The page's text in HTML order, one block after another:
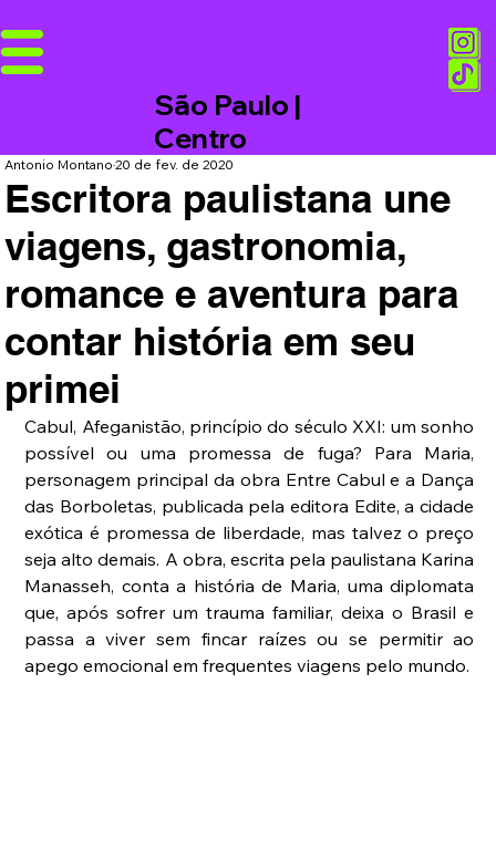
São Paulo |
Centro
Escritora paulistana une
viagens, gastronomia,
romance e aventura para
contar história em seu
primei
Antonio Montano20 de fev. de 2020
Cabul, Afeganistão, princípio do século XXI: um sonho
possível ou uma promessa de fuga? Para Maria,
personagem principal da obra Entre Cabul e a Dança
das Borboletas, publicada pela editora Edite, a cidade
exótica é promessa de liberdade, mas talvez o preço
seja alto demais. A obra, escrita pela paulistana Karina
Manasseh, conta a história de Maria, uma diplomata
que, após sofrer um trauma familiar, deixa o Brasil e
passa a viver sem fincar raízes ou se permitir ao
apego emocional em frequentes viagens pelo mundo.